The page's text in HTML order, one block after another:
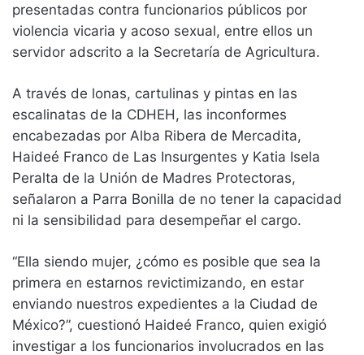
presentadas contra funcionarios públicos por
violencia vicaria y acoso sexual, entre ellos un
servidor adscrito a la Secretaría de Agricultura.
A través de lonas, cartulinas y pintas en las
escalinatas de la CDHEH, las inconformes
encabezadas por Alba Ribera de Mercadita,
Haideé Franco de Las Insurgentes y Katia Isela
Peralta de la Unión de Madres Protectoras,
señalaron a Parra Bonilla de no tener la capacidad
ni la sensibilidad para desempeñar el cargo.
“Ella siendo mujer, ¿cómo es posible que sea la
primera en estarnos revictimizando, en estar
enviando nuestros expedientes a la Ciudad de
México?”, cuestionó Haideé Franco, quien exigió
investigar a los funcionarios involucrados en las